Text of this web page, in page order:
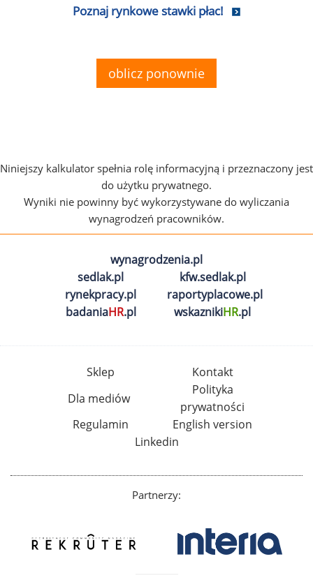
Poznaj rynkowe stawki płac!
oblicz ponownie
Niniejszy kalkulator spełnia rolę informacyjną i przeznaczony jest
do użytku prywatnego.
Wyniki nie powinny być wykorzystywane do wyliczania
wynagrodzeń pracowników.
wynagrodzenia.pl
sedlak.pl
kfw.sedlak.pl
rynekpracy.pl
raportyplacowe.pl
badaniaHR.pl wskaznikiHR.pl
Sklep
Kontakt
Dla mediów
Polityka
prywatności
Regulamin
English version
Linkedin
Partnerzy: